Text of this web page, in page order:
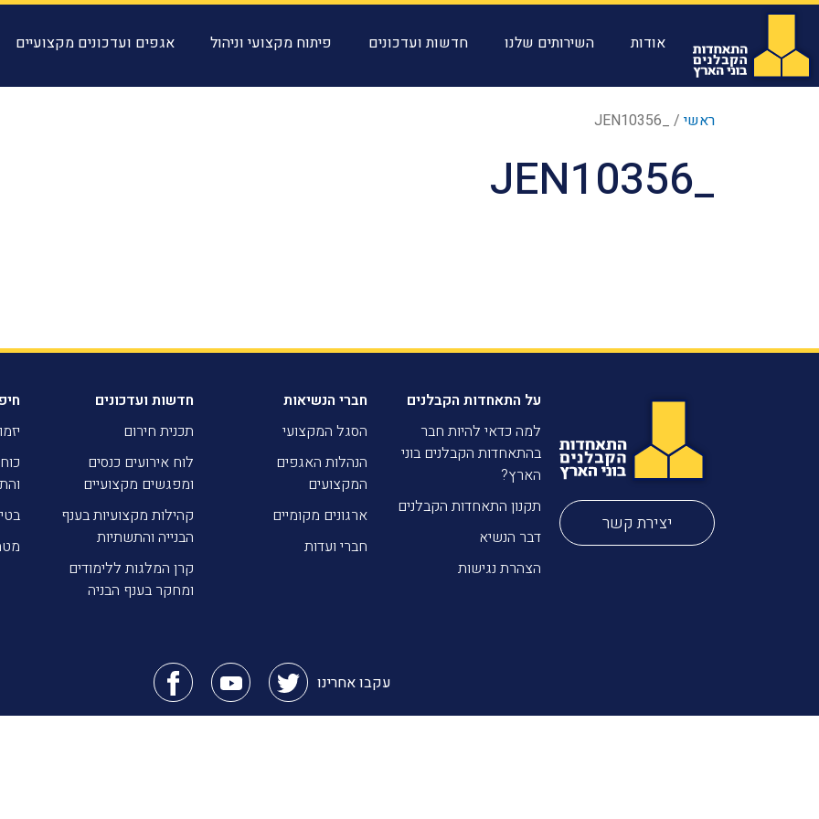
אודות השירותים שלנו חדשות ועדכונים פיתוח מקצועי וניהול אגפים ועדכונים מקצועיים
ראשי /
_JEN10356
_JEN10356
יצירת קשר
על התאחדות הקבלנים
למה כדאי להיות חבר
בהתאחדות הקבלנים בוני
הארץ?
תקנון התאחדות הקבלנים
דבר הנשיא
הצהרת נגישות
חברי הנשיאות
הסגל המקצועי
הנהלות האגפים
המקצועים
ארגונים מקומיים
חברי ועדות
חדשות ועדכונים
תכנית חירום
לוח אירועים כנסים
ומפגשים מקצועיים
קהילות מקצועיות בענף
הבנייה והתשתיות
קרן המלגות ללימודים
ומחקר בענף הבניה
עקבו אחרינו